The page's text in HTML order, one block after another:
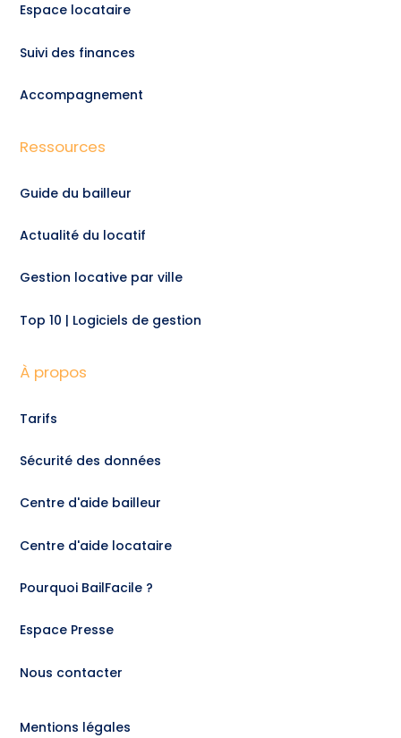
Espace locataire
Suivi des finances
Accompagnement
Ressources
Guide du bailleur
Actualité du locatif
Gestion locative par ville
Top 10 | Logiciels de gestion
À propos
Tarifs
Sécurité des données
Centre d'aide bailleur
Centre d'aide locataire
Pourquoi BailFacile ?
Espace Presse
Nous contacter
Mentions légales